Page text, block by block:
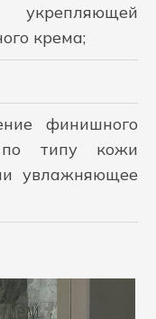
укрепляющей
крема;
финишного
типу кожи
увлажняющее